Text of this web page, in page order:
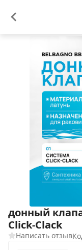
донный
Сlick-Сlack
Написать отзыв